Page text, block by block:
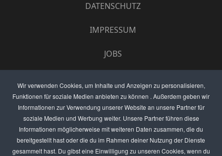
Wir verwenden Cookies, um Inhalte und Anzeigen zu personalisieren,
Funktionen für soziale Medien anbieten zu können . Außerdem geben wir
Informationen zur Verwendung unserer Website an unsere Partner für
soziale Medien und Werbung weiter. Unsere Partner führen diese
Informationen möglicherweise mit weiteren Daten zusammen, die du
bereitgestellt hast oder die du im Rahmen deiner Nutzung der Dienste
gesammelt hast. Du gibst eine Einwilligung zu unseren Cookies, wenn du
DATENSCHUTZ
IMPRESSUM
JOBS
ANZEIGEN PREISE
BEWERTET UNS
KONTAKT